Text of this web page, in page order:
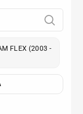
FLEX (2003 -